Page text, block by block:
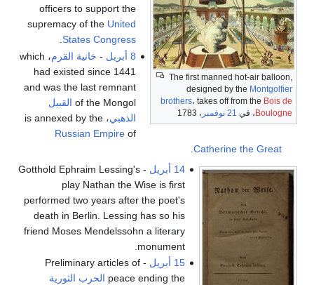
The first manned hot-air balloon,
designed by the Montgolfier
brothers، takes off from the Bois de
Boulogne ، في 21 نوفمبر ، 1783
officers to support the
supremacy of the United
States Congress
.
8 أبريل
- خانية القرم
، which
had existed since 1441
and was the last remnant
of the Mongol القبيل
الذهبي، is annexed by the
Russian Empire of
Catherine the Great
14 أبريل
- Gotthold Ephraim Lessing's
play Nathan the Wise is first
performed two years after the poet's
death in Berlin. Lessing has so his
friend Moses Mendelssohn a literary
monument.
15 أبريل
- Preliminary articles of
peace ending the الحرب الثورية